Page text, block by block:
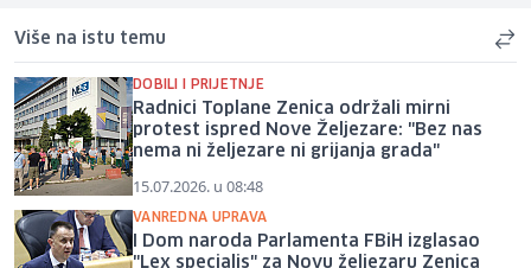
Više na istu temu
DOBILI I PRIJETNJE
Radnici Toplane Zenica održali mirni
protest ispred Nove Željezare: "Bez nas
nema ni željezare ni grijanja grada"
15.07.2026. u 08:48
VANREDNA UPRAVA
I Dom naroda Parlamenta FBiH izglasao
"Lex specialis" za Novu željezaru Zenica